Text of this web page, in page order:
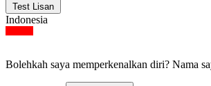
Test Lisan
Indonesia
Bolehkah saya memperkenalkan diri? Nama